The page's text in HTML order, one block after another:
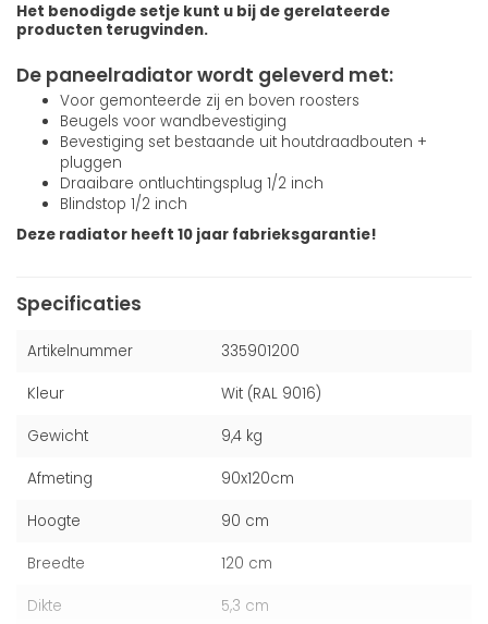
Het benodigde setje kunt u bij de gerelateerde
producten terugvinden.
De paneelradiator wordt geleverd met:
Voor gemonteerde zij en boven roosters
Beugels voor wandbevestiging
Bevestiging set bestaande uit houtdraadbouten +
pluggen
Draaibare ontluchtingsplug 1/2 inch
Blindstop 1/2 inch
Deze radiator heeft 10 jaar fabrieksgarantie!
Specificaties
Artikelnummer 335901200
Kleur Wit (RAL 9016)
Gewicht 9,4 kg
Afmeting 90x120cm
Hoogte 90 cm
Breedte 120 cm
Dikte 5,3 cm